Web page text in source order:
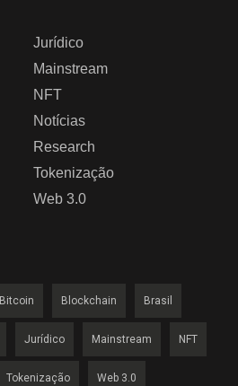
Jurídico
Mainstream
NFT
Notícias
Research
Tokenização
Web 3.0
Bitcoin Blockchain Brasil
Jurídico Mainstream NFT
Tokenização Web 3.0